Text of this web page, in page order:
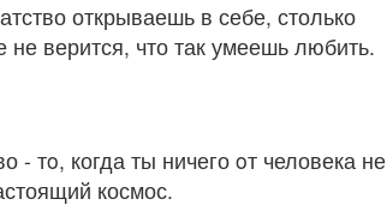
открываешь в себе, столько
не верится, что так умеешь любить.
- тo, когда ты ничего oт человека не
космос.